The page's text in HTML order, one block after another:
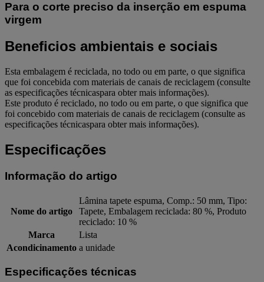
Para o corte preciso da inserção em espuma
virgem
Beneficios ambientais e sociais
Esta embalagem é reciclada, no todo ou em parte, o que significa
que foi concebida com materiais de canais de reciclagem (consulte
as especificações técnicaspara obter mais informações).
Este produto é reciclado, no todo ou em parte, o que significa que
foi concebido com materiais de canais de reciclagem (consulte as
especificações técnicaspara obter mais informações).
Especificações
Informação do artigo
Nome do artigo
Lâmina tapete espuma, Comp.: 50 mm, Tipo:
Tapete, Embalagem reciclada: 80 %, Produto
reciclado: 10 %
Marca
Lista
Acondicinamento a unidade
Especificações técnicas